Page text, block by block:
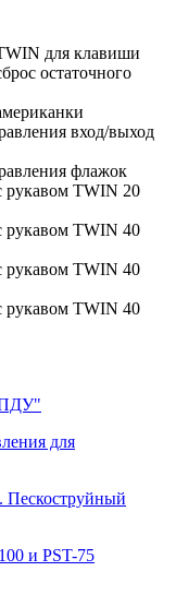
для
Пескоструйный
и PST-75